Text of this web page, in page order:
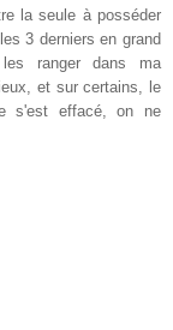
la seule à posséder
3 derniers en grand
ranger dans ma
et sur certains, le
s'est effacé, on ne